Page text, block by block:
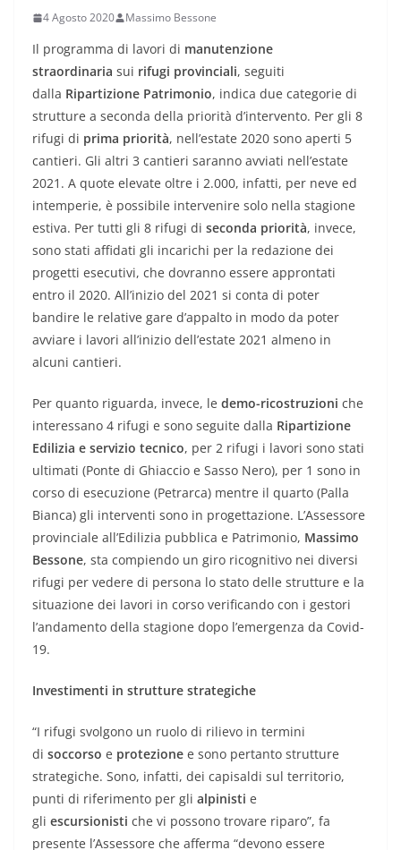
4 Agosto 2020 Massimo Bessone
Il programma di lavori di manutenzione
straordinaria sui rifugi provinciali, seguiti
dalla Ripartizione Patrimonio, indica due categorie di
strutture a seconda della priorità d’intervento. Per gli 8
rifugi di prima priorità, nell’estate 2020 sono aperti 5
cantieri. Gli altri 3 cantieri saranno avviati nell’estate
2021. A quote elevate oltre i 2.000, infatti, per neve ed
intemperie, è possibile intervenire solo nella stagione
estiva. Per tutti gli 8 rifugi di seconda priorità, invece,
sono stati affidati gli incarichi per la redazione dei
progetti esecutivi, che dovranno essere approntati
entro il 2020. All’inizio del 2021 si conta di poter
bandire le relative gare d’appalto in modo da poter
avviare i lavori all’inizio dell’estate 2021 almeno in
alcuni cantieri.
Per quanto riguarda, invece, le demo-ricostruzioni che
interessano 4 rifugi e sono seguite dalla Ripartizione
Edilizia e servizio tecnico, per 2 rifugi i lavori sono stati
ultimati (Ponte di Ghiaccio e Sasso Nero), per 1 sono in
corso di esecuzione (Petrarca) mentre il quarto (Palla
Bianca) gli interventi sono in progettazione. L’Assessore
provinciale all’Edilizia pubblica e Patrimonio, Massimo
Bessone, sta compiendo un giro ricognitivo nei diversi
rifugi per vedere di persona lo stato delle strutture e la
situazione dei lavori in corso verificando con i gestori
l’andamento della stagione dopo l’emergenza da Covid-
19.
Investimenti in strutture strategiche
“I rifugi svolgono un ruolo di rilievo in termini
di soccorso e protezione e sono pertanto strutture
strategiche. Sono, infatti, dei capisaldi sul territorio,
punti di riferimento per gli alpinisti e
gli escursionisti che vi possono trovare riparo”, fa
presente l’Assessore che afferma “devono essere